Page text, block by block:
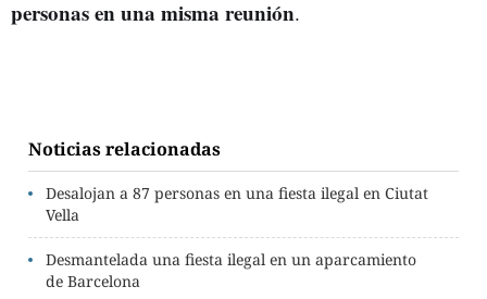
personas en una misma reunión.
Noticias relacionadas
Desalojan a 87 personas en una fiesta ilegal en Ciutat
Vella
Desmantelada una fiesta ilegal en un aparcamiento
de Barcelona